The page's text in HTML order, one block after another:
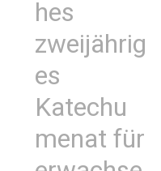
hes
zweijährig
es
Katechu
menat für